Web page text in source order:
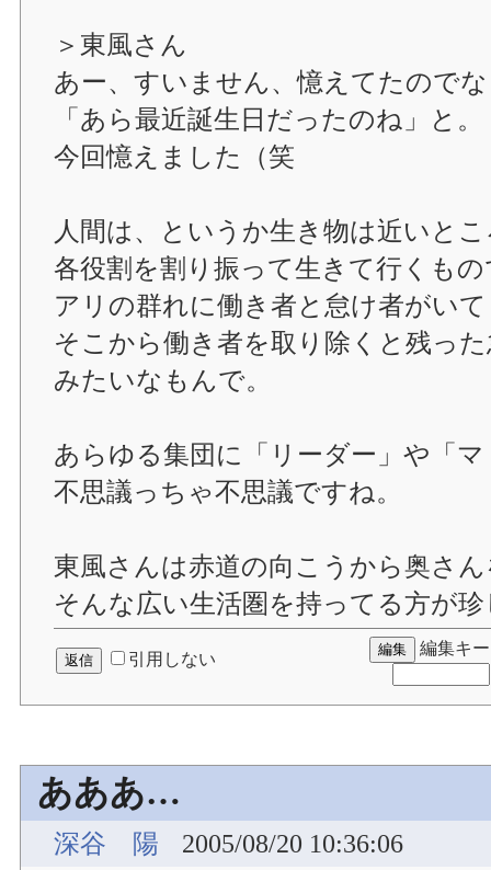
＞東風さん
あー、すいません、憶えてたので
「あら最近誕生日だったのね」と。
今回憶えました（笑
人間は、というか生き物は近いと
各役割を割り振って生きて行くも
アリの群れに働き者と怠け者がいて
そこから働き者を取り除くと残っ
みたいなもんで。
あらゆる集団に「リーダー」や「
不思議っちゃ不思議ですね。
東風さんは赤道の向こうから奥さ
そんな広い生活圏を持ってる方が
引用しない
編集キー
あああ…
深谷 陽
2005/08/20 10:36:06